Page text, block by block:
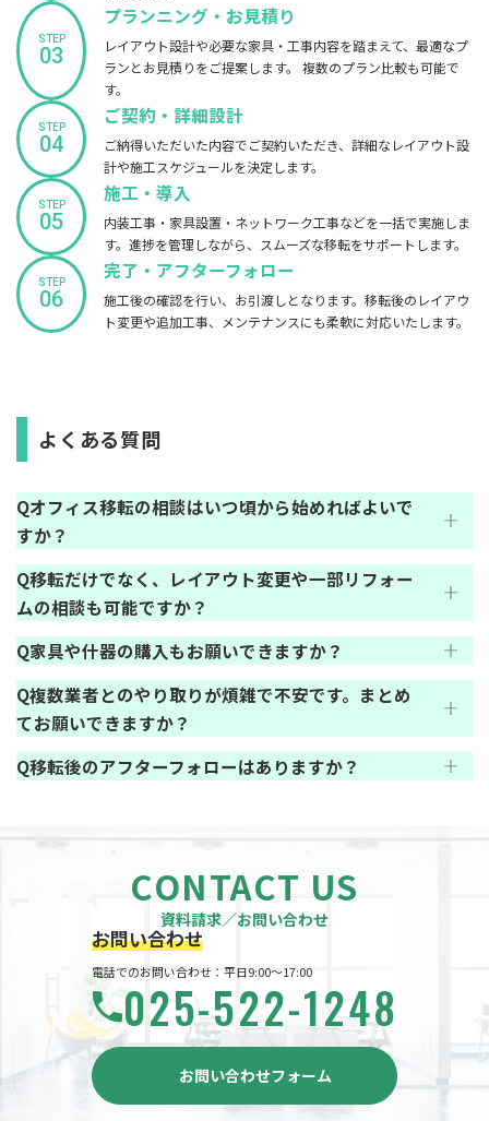
STEP
03
プランニング・お見積り
レイアウト設計や必要な家具・工事内容を踏まえて、最適なプ
ランとお見積りをご提案します。 複数のプラン比較も可能で
す。
STEP
04
ご契約・詳細設計
ご納得いただいた内容でご契約いただき、詳細なレイアウト設
計や施工スケジュールを決定します。
STEP
05
施工・導入
内装工事・家具設置・ネットワーク工事などを一括で実施しま
す。進捗を管理しながら、スムーズな移転をサポートします。
STEP
06
完了・アフターフォロー
施工後の確認を行い、お引渡しとなります。移転後のレイアウ
ト変更や追加工事、メンテナンスにも柔軟に対応いたします。
よくある質問
オフィス移転の相談はいつ頃から始めればよいで
すか？
移転だけでなく、レイアウト変更や一部リフォー
ムの相談も可能ですか？
家具や什器の購入もお願いできますか？
複数業者とのやり取りが煩雑で不安です。まとめ
てお願いできますか？
移転後のアフターフォローはありますか？
CONTACT US
資料請求／お問い合わせ
お問い合わせ
電話でのお問い合わせ：平日9:00～17:00
025-522-1248
お問い合わせフォーム